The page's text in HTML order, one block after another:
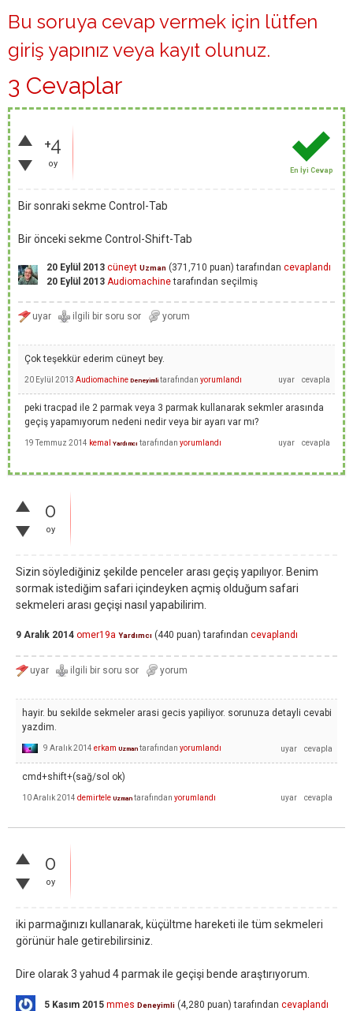
Bu soruya cevap vermek için lütfen
giriş yapınız veya kayıt olunuz.
3 Cevaplar
+4
oy
En İyi Cevap
Bir sonraki sekme Control-Tab
Bir önceki sekme Control-Shift-Tab
20 Eylül 2013 cüneyt Uzman (371,710 puan) tarafından cevaplandı
20 Eylül 2013 Audiomachinetarafından seçilmiş
Çok teşekkür ederim cüneyt bey.
20 Eylül 2013 Audiomachine Deneyimli tarafından yorumlandı
peki tracpad ile 2 parmak veya 3 parmak kullanarak sekmler arasında
geçiş yapamıyorum nedeni nedir veya bir ayarı var mı?
19 Temmuz 2014 kemal Yardımcı tarafından yorumlandı
0
oy
Sizin söylediğiniz şekilde penceler arası geçiş yapılıyor. Benim
sormak istediğim safari içindeyken açmiş olduğum safari
sekmeleri arası geçişi nasıl yapabilirim.
9 Aralık 2014 omer19a Yardımcı (440 puan) tarafından cevaplandı
hayir. bu sekilde sekmeler arasi gecis yapiliyor. sorunuza detayli cevabi
yazdim.
9 Aralık 2014 erkam Uzman tarafından yorumlandı
cmd+shift+(sağ/sol ok)
10 Aralık 2014 demirtele Uzman tarafından yorumlandı
0
oy
iki parmağınızı kullanarak, küçültme hareketi ile tüm sekmeleri
görünür hale getirebilirsiniz.
Dire olarak 3 yahud 4 parmak ile geçişi bende araştırıyorum.
5 Kasım 2015 mmes Deneyimli (4,280 puan) tarafından cevaplandı